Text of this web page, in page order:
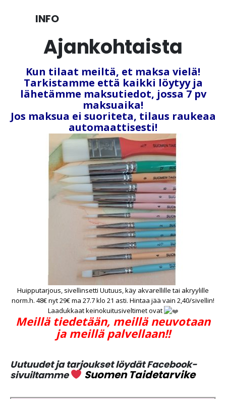
INFO
Ajankohtaista
Kun tilaat meiltä, et maksa vielä!
Tarkistamme että kaikki löytyy ja
lähetämme maksutiedot, jossa 7 pv
maksuaika!
Jos maksua ei suoriteta, tilaus raukeaa
automaattisesti!
Huipputarjous, sivellinsetti Uutuus, käy akvarellille tai akryylille
norm.h. 48€ nyt 29€ ma 27.7 klo 21 asti. Hintaa jää vain 2,40/sivellin!
Laadukkaat keinokuitusiveltimet ovat
Meillä tiedetään, meillä neuvotaan
ja meillä palvellaan!!
Uutuudet ja tarjoukset löydät Facebook-
sivuiltamme
Suomen Taidetarvike